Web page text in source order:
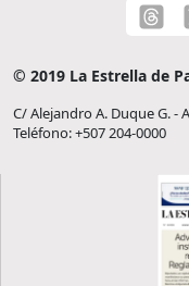
© 2019 La Estrella de
C/ Alejandro A. Duque G. -
Teléfono: +507 204-0000